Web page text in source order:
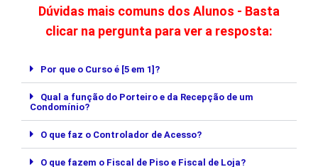
Dúvidas mais comuns dos Alunos - Basta
clicar na pergunta para ver a resposta:
Por que o Curso é [5 em 1]?
Qual a função do Porteiro e da Recepção de um
Condomínio?
O que faz o Controlador de Acesso?
O que fazem o Fiscal de Piso e Fiscal de Loja?